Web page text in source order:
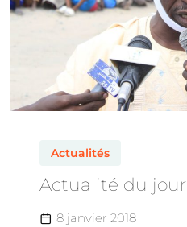
Actualités
Actualité du jour
8 janvier 2018